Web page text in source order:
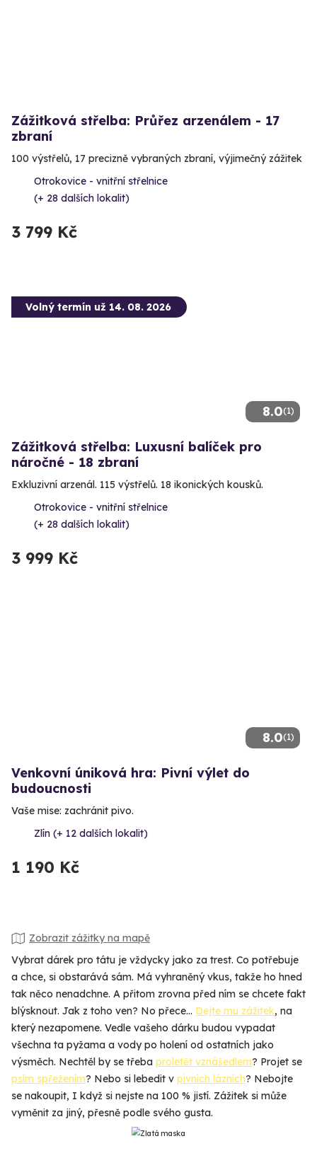
Zážitková střelba: Průřez arzenálem - 17
zbraní
100 výstřelů, 17 precizně vybraných zbraní, výjimečný zážitek
Otrokovice - vnitřní střelnice
(+ 28 dalších lokalit)
3 799 Kč
8.0(1)
Volný termín už 14. 08. 2026
Zážitková střelba: Luxusní balíček pro
náročné - 18 zbraní
Exkluzivní arzenál. 115 výstřelů. 18 ikonických kousků.
Otrokovice - vnitřní střelnice
(+ 28 dalších lokalit)
3 999 Kč
8.0(1)
Venkovní úniková hra: Pivní výlet do
budoucnosti
Vaše mise: zachránit pivo.
Zlín (+ 12 dalších lokalit)
1 190 Kč
Zobrazit zážitky na mapě
Vybrat dárek pro tátu je vždycky jako za trest. Co potřebuje
a chce, si obstarává sám. Má vyhraněný vkus, takže ho hned
tak něco nenadchne. A přitom zrovna před ním se chcete fakt
blýsknout. Jak z toho ven? No přece… Dejte mu zážitek, na
který nezapomene. Vedle vašeho dárku budou vypadat
všechna ta pyžama a vody po holení od ostatních jako
výsměch. Nechtěl by se třeba proletět vznášedlem? Projet se
psím spřežením? Nebo si lebedit v pivních lázních? Nebojte
se nakoupit, I když si nejste na 100 % jistí. Zážitek si může
vyměnit za jiný, přesně podle svého gusta.